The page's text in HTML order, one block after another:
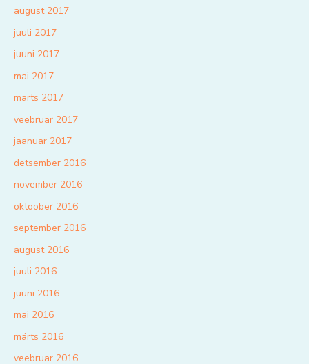
august 2017
juuli 2017
juuni 2017
mai 2017
märts 2017
veebruar 2017
jaanuar 2017
detsember 2016
november 2016
oktoober 2016
september 2016
august 2016
juuli 2016
juuni 2016
mai 2016
märts 2016
veebruar 2016